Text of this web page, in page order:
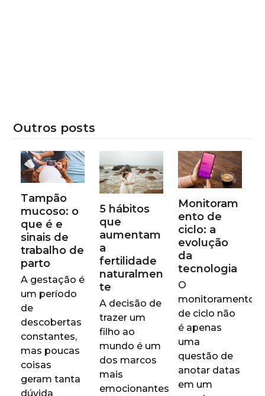
Outros posts
Tampão
mucoso: o
que é e
sinais de
trabalho de
parto
A gestação é
um período
de
descobertas
constantes,
mas poucas
coisas
geram tanta
dúvida
5 hábitos
que
aumentam
a
fertilidade
naturalmen
te
A decisão de
trazer um
filho ao
mundo é um
dos marcos
mais
emocionantes
Monitoram
ento de
ciclo: a
evolução
da
tecnologia
O
monitoramento
de ciclo não
é apenas
uma
questão de
anotar datas
em um